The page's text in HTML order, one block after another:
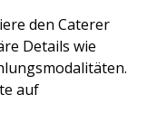
den Caterer
Details wie
auf